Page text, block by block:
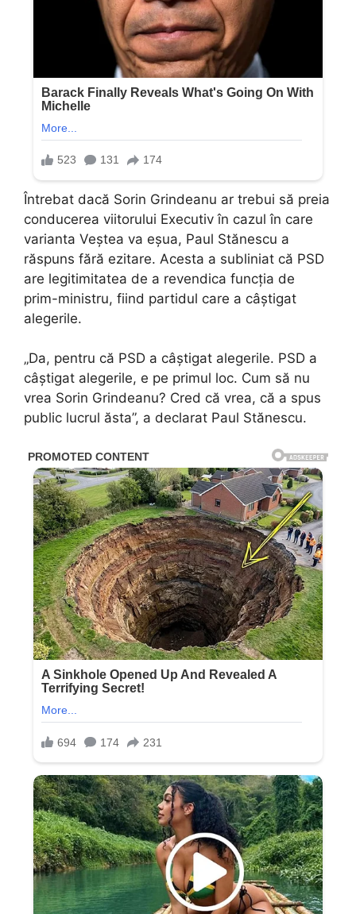
Întrebat dacă Sorin Grindeanu ar trebui să preia
conducerea viitorului Executiv în cazul în care
varianta Veștea va eșua, Paul Stănescu a
răspuns fără ezitare. Acesta a subliniat că PSD
are legitimitatea de a revendica funcția de
prim-ministru, fiind partidul care a câștigat
alegerile.
„Da, pentru că PSD a câștigat alegerile. PSD a
câștigat alegerile, e pe primul loc. Cum să nu
vrea Sorin Grindeanu? Cred că vrea, că a spus
public lucrul ăsta”, a declarat Paul Stănescu.